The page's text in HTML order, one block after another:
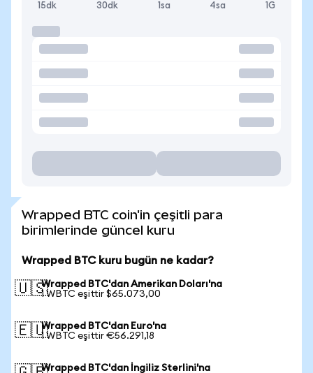
15dk 30dk 1sa 4sa 1G
Wrapped BTC coin'in çeşitli para
birimlerinde güncel kuru
Wrapped BTC kuru bugün ne kadar?
🇺🇸Wrapped BTC'dan Amerikan Doları'na
1 WBTC eşittir $65.073,00
🇪🇺Wrapped BTC'dan Euro'na
1 WBTC eşittir €56.291,18
Wrapped BTC'dan İngiliz Sterlini'na